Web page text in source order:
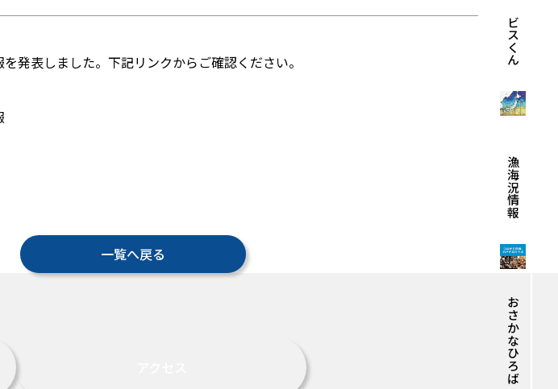
エビスくん
漁海況情報
おさかなひろば
発表しました。下記リンクからご確認ください。
一覧へ戻る